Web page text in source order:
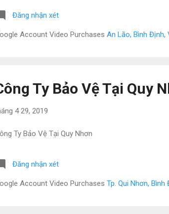
Đăng nhận xét
Account Video Purchases An Lão, Bình Định,
Ty Bảo Vệ Tại Quy
4 29, 2019
Ty Bảo Vệ Tại Quy Nhơn
Đăng nhận xét
Account Video Purchases Tp. Qui Nhơn,